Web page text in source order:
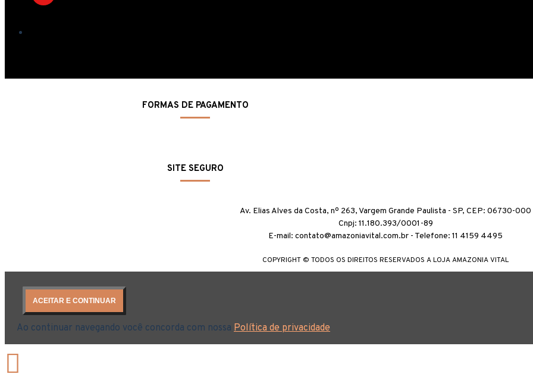
FORMAS DE PAGAMENTO
SITE SEGURO
Av. Elias Alves da Costa, nº 263, Vargem Grande Paulista - SP, CEP: 06730-000
Cnpj: 11.180.393/0001-89
E-mail: contato@amazoniavital.com.br - Telefone: 11 4159 4495
COPYRIGHT © TODOS OS DIREITOS RESERVADOS A LOJA AMAZONIA VITAL
ACEITAR E CONTINUAR
Ao continuar navegando você concorda com nossa Política de privacidade